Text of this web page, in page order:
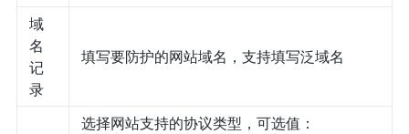
域
名
记
录
填写要防护的网站域名，支持填写泛域名
选择网站支持的协议类型，可选值：